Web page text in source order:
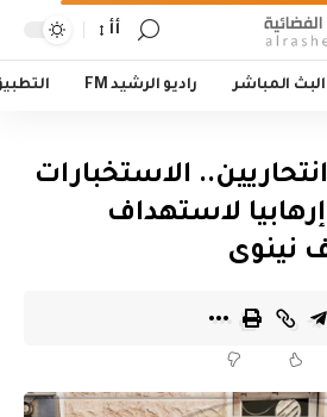
أأ
البث المباشر راديو الرشيد FM
الاستخبارات
لاستهداف
نينوى